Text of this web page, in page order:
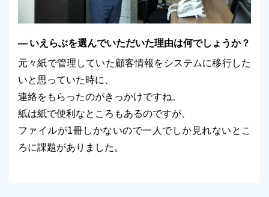
いえらぶを選んでいただいた理由は何でしょうか？
元々紙で管理していた顧客情報をシステムに移行した
いと思っていた時に、
連絡をもらったのがきっかけですね。
紙は紙で便利なところもあるのですが、
ファイルが1冊しかないので一人でしか見れないとこ
ろに課題がありました。